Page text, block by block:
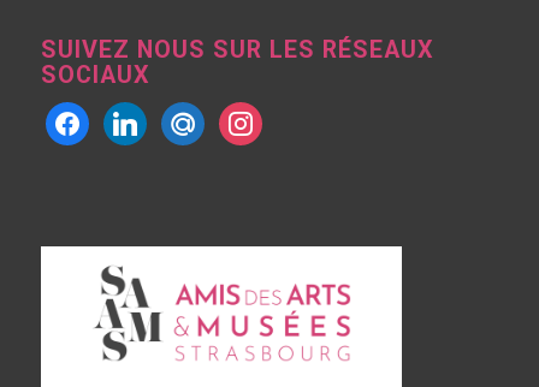
SUIVEZ NOUS SUR LES RÉSEAUX
SOCIAUX
facebooklinkedin mailru instagram